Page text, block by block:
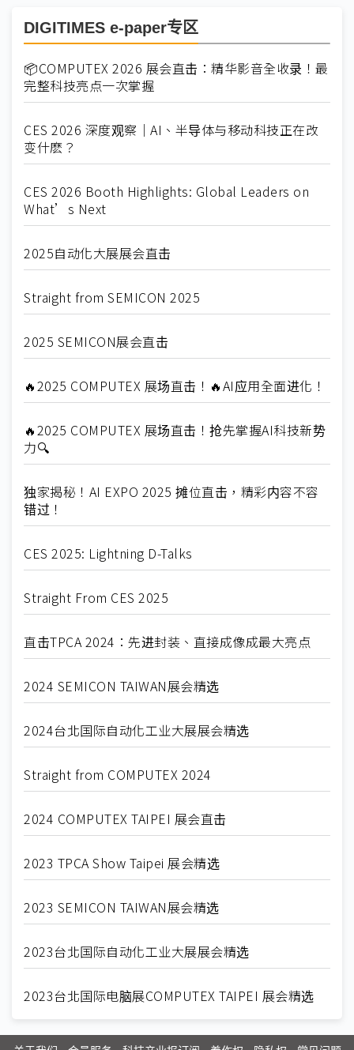
DIGITIMES e-paper专区
📦COMPUTEX 2026 展会直击：精华影音全收录！最
完整科技亮点一次掌握
CES 2026 深度观察｜AI、半导体与移动科技正在改
变什麽？
CES 2026 Booth Highlights: Global Leaders on
What’s Next
2025自动化大展展会直击
Straight from SEMICON 2025
2025 SEMICON展会直击
🔥2025 COMPUTEX 展场直击！🔥AI应用全面进化！
🔥2025 COMPUTEX 展场直击！抢先掌握AI科技新势
力🔍
独家揭秘！AI EXPO 2025 摊位直击，精彩内容不容
错过！
CES 2025: Lightning D-Talks
Straight From CES 2025
直击TPCA 2024：先进封装、直接成像成最大亮点
2024 SEMICON TAIWAN展会精选
2024台北国际自动化工业大展展会精选
Straight from COMPUTEX 2024
2024 COMPUTEX TAIPEI 展会直击
2023 TPCA Show Taipei 展会精选
2023 SEMICON TAIWAN展会精选
2023台北国际自动化工业大展展会精选
2023台北国际电脑展COMPUTEX TAIPEI 展会精选